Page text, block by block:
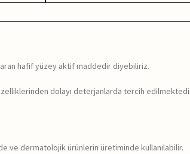
hafif yüzey aktif maddedir diyebiliriz.
dolayı deterjanlarda tercih
ve dermatolojik ürünlerin üretiminde kullanılabilir.